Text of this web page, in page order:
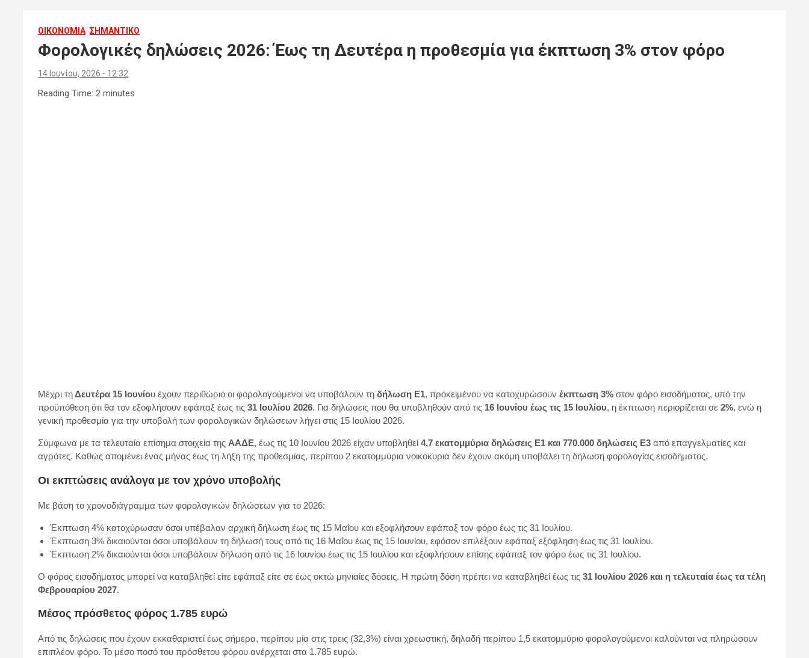
ΟΙΚΟΝΟΜΙΑ ΣΗΜΑΝΤΙΚΟ
Φορολογικές δηλώσεις 2026: Έως τη Δευτέρα η προθεσμία για έκπτωση 3% στον φόρο
14 Ιουνίου, 2026 - 12:32
Reading Time: 2 minutes
Μέχρι τηΔευτέρα 15 Ιουνίου έχουν περιθώριο οι φορολογούμενοι να υποβάλουν τη δήλωση Ε1, προκειμένου να κατοχυρώσουν έκπτωση 3% στον φόρο εισοδήματος, υπό την
προϋπόθεση ότι θα τον εξοφλήσουν εφάπαξ έως τις 31 Ιουλίου 2026. Για δηλώσεις που θα υποβληθούν από τις 16 Ιουνίου έως τις 15 Ιουλίου, η έκπτωση περιορίζεται σε 2%, ενώ η
γενική προθεσμία για την υποβολή των φορολογικών δηλώσεων λήγει στις 15 Ιουλίου 2026.
Σύμφωνα με τα τελευταία επίσημα στοιχεία της ΑΑΔΕ, έως τις 10 Ιουνίου 2026 είχαν υποβληθεί 4,7 εκατομμύρια δηλώσεις Ε1 και 770.000 δηλώσεις Ε3 από επαγγελματίες και
αγρότες. Καθώς απομένει ένας μήνας έως τη λήξη της προθεσμίας, περίπου 2 εκατομμύρια νοικοκυριά δεν έχουν ακόμη υποβάλει τη δήλωση φορολογίας εισοδήματος.
Οι εκπτώσεις ανάλογα με τον χρόνο υποβολής
Με βάση το χρονοδιάγραμμα των φορολογικών δηλώσεων για το 2026:
Έκπτωση 4% κατοχύρωσαν όσοι υπέβαλαν αρχική δήλωση έως τις 15 Μαΐου και εξοφλήσουν εφάπαξ τον φόρο έως τις 31 Ιουλίου.
Έκπτωση 3% δικαιούνται όσοι υποβάλουν τη δήλωσή τους από τις 16 Μαΐου έως τις 15 Ιουνίου, εφόσον επιλέξουν εφάπαξ εξόφληση έως τις 31 Ιουλίου.
Έκπτωση 2% δικαιούνται όσοι υποβάλουν δήλωση από τις 16 Ιουνίου έως τις 15 Ιουλίου και εξοφλήσουν επίσης εφάπαξ τον φόρο έως τις 31 Ιουλίου.
Ο φόρος εισοδήματος μπορεί να καταβληθεί είτε εφάπαξ είτε σε έως οκτώ μηνιαίες δόσεις. Η πρώτη δόση πρέπει να καταβληθεί έως τις 31 Ιουλίου 2026 και η τελευταία έως τα τέλη
Φεβρουαρίου 2027.
Μέσος πρόσθετος φόρος 1.785 ευρώ
Από τις δηλώσεις που έχουν εκκαθαριστεί έως σήμερα, περίπου μία στις τρεις (32,3%) είναι χρεωστική, δηλαδή περίπου 1,5 εκατομμύριο φορολογούμενοι καλούνται να πληρώσουν
επιπλέον φόρο. Το μέσο ποσό του πρόσθετου φόρου ανέρχεται στα 1.785 ευρώ.